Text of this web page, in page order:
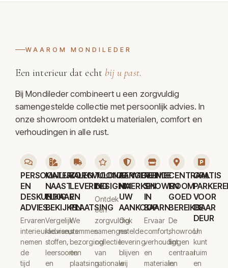
WAAROM MONDILEDER
Een interieur dat echt bij u past.
Bij Mondileder combineert u een zorgvuldig
samengestelde collectie met persoonlijk advies. In
onze showroom ontdekt u materialen, comfort en
verhoudingen in alle rust.
PERSOONLIJK
EN
DESKUNDIG
ADVIES
Ervaren
interieuradviseurs
nemen
de
tijd
MATERIALEN
NAAST
ELKAAR
BEKIJKEN
Vergelijk
kleuren,
stoffen,
leersoorten
en
ZORGVULDIGE
LEVERING
EN
PLAATSING
We
stemmen
bezorging
en
plaatsing
TOONAANGEVENDE
DESIGNMERKEN
Ontdek
een
zorgvuldig
samengestelde
collectie
van
nationale
SERVICE
NA
UW
AANKOOP
Ook
na
levering
blijven
wij
RUIME
SHOWROOM
IN
BAARN
Ervaar
comfort,
verhoudingen
en
materialen
CENTRAAL
EN
GOED
BEREIKBAAR
De
showroom
ligt
centraal
in
GRATIS
VOOR
DE
DEUR
U
kunt
ruim
en